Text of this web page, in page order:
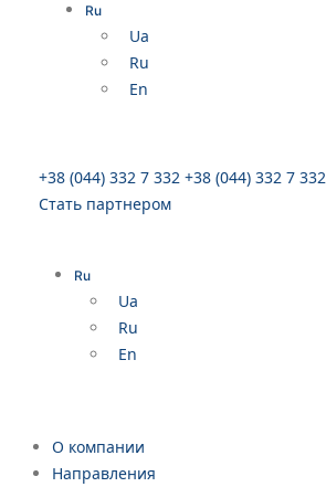
Ru
Ua
Ru
En
+38 (044) 332 7 332 +38 (044) 332 7 332
Стать партнером
Ru
Ua
Ru
En
О компании
Направления